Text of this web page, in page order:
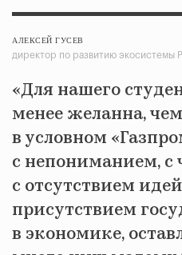
АЛЕКСЕЙ ГУСЕВ
директор по развитию экосистемы
«Для нашего
менее желанна,
в условном
с непониманием, с
с отсутствием
присутствием
в экономике,